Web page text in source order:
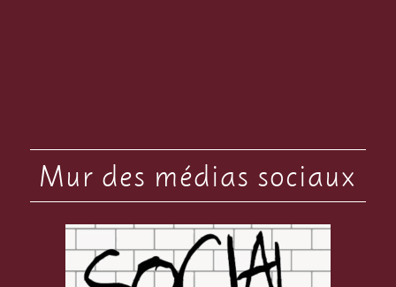
Mur des médias sociaux